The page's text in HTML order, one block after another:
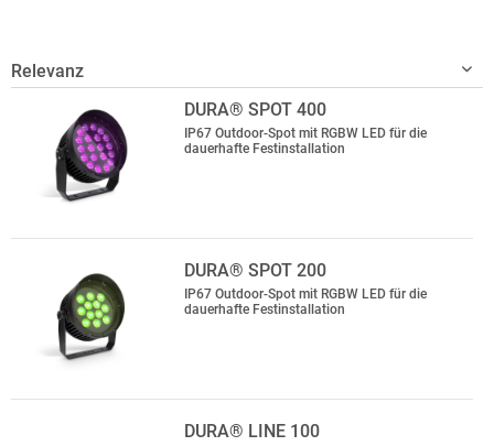
DURA® SPOT 400
IP67 Outdoor-Spot mit RGBW LED für die
dauerhafte Festinstallation
DURA® SPOT 200
IP67 Outdoor-Spot mit RGBW LED für die
dauerhafte Festinstallation
DURA® LINE 100